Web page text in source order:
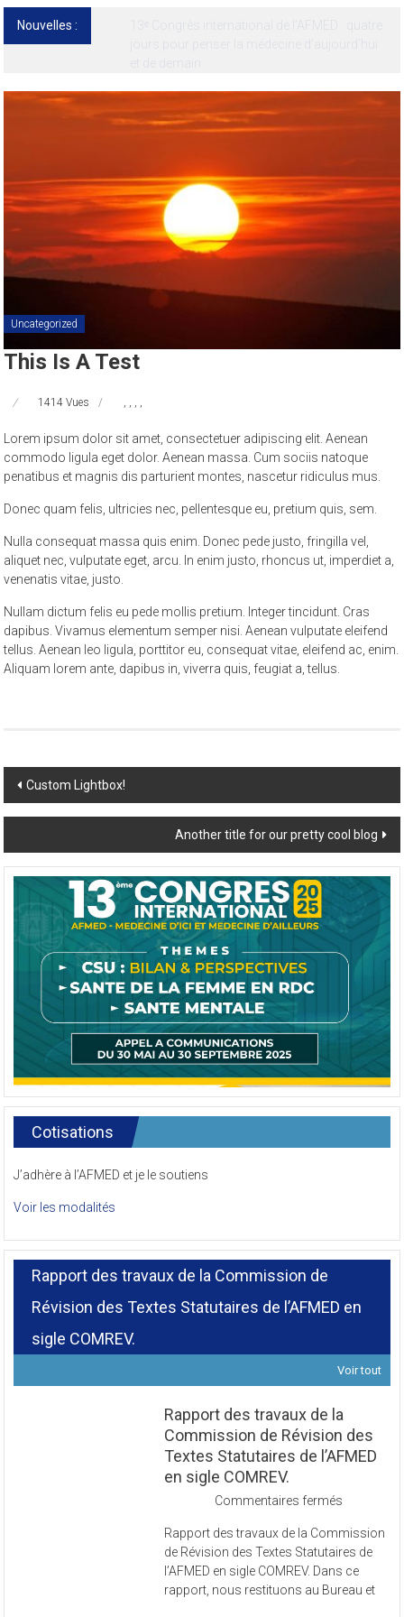
Nouvelles :
Uncategorized
This Is A Test
1414 Vues , , , ,
Lorem ipsum dolor sit amet, consectetuer adipiscing elit. Aenean
commodo ligula eget dolor. Aenean massa. Cum sociis natoque
penatibus et magnis dis parturient montes, nascetur ridiculus mus.
Donec quam felis, ultricies nec, pellentesque eu, pretium quis, sem.
Nulla consequat massa quis enim. Donec pede justo, fringilla vel,
aliquet nec, vulputate eget, arcu. In enim justo, rhoncus ut, imperdiet a,
venenatis vitae, justo.
Nullam dictum felis eu pede mollis pretium. Integer tincidunt. Cras
dapibus. Vivamus elementum semper nisi. Aenean vulputate eleifend
tellus. Aenean leo ligula, porttitor eu, consequat vitae, eleifend ac, enim.
Aliquam lorem ante, dapibus in, viverra quis, feugiat a, tellus.
Post
navigation
Custom Lightbox!
Another title for our pretty cool blog
Cotisations
J’adhère à l’AFMED et je le soutiens
Voir les modalités
Rapport des travaux de la Commission de
Révision des Textes Statutaires de l’AFMED en
sigle COMREV.
Voir tout
Rapport des travaux de la
Commission de Révision des
Textes Statutaires de l’AFMED
en sigle COMREV.
Commentaires fermés
des
travaux
de
la
Rapport des travaux de la Commission
de Révision des Textes Statutaires de
l’AFMED en sigle COMREV. Dans ce
rapport, nous restituons au Bureau et